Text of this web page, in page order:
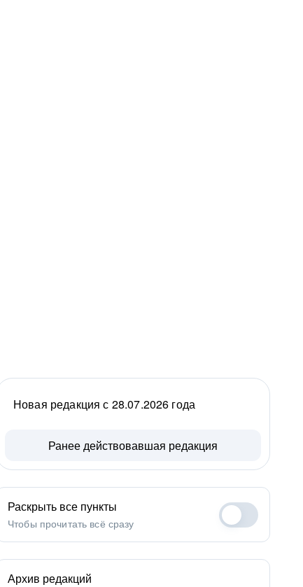
Новая редакция с 28.07.2026 года
Ранее действовавшая редакция
Раскрыть все пункты
Чтобы прочитать всё сразу
Архив редакций